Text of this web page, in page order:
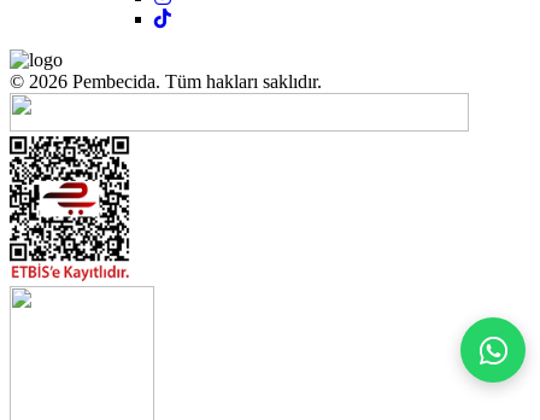
© 2026 Pembecida. Tüm hakları saklıdır.